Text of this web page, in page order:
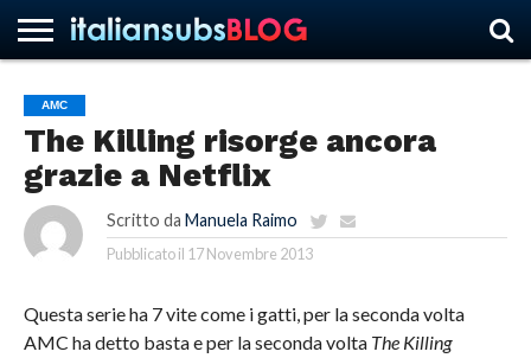
HOME
NEWS
ASCOLTI
RECENSIONI
INTERVISTE
CURIOSITÀ
CHI
SIAMO
CONTATTACI
FORUM
ITALIANSUBS
AMC
The Killing risorge ancora
grazie a Netflix
Scritto da Manuela Raimo
Pubblicato il 17 Novembre 2013
Questa serie ha 7 vite come i gatti, per la seconda volta
AMC ha detto basta e per la seconda volta The Killing